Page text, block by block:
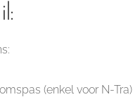
(enkel voor N-Tra)